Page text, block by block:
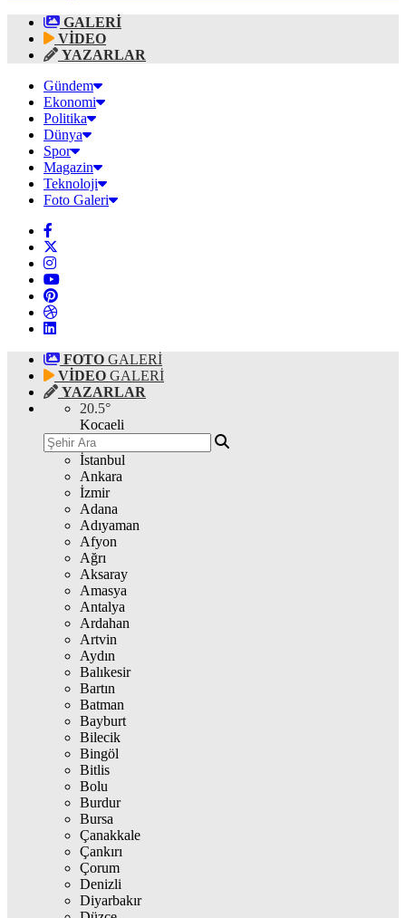
GALERİ
VİDEO
YAZARLAR
Gündem
Ekonomi
Politika
Dünya
Spor
Magazin
Teknoloji
Foto Galeri
FOTO GALERİ
VİDEO GALERİ
YAZARLAR
20.5°
Kocaeli
İstanbul
Ankara
İzmir
Adana
Adıyaman
Afyon
Ağrı
Aksaray
Amasya
Antalya
Ardahan
Artvin
Aydın
Balıkesir
Bartın
Batman
Bayburt
Bilecik
Bingöl
Bitlis
Bolu
Burdur
Bursa
Çanakkale
Çankırı
Çorum
Denizli
Diyarbakır